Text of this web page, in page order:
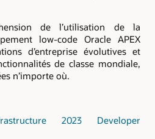
de l’utilisation de la
low-code Oracle APEX
d’entreprise évolutives et
de classe mondiale,
n’importe où.
2023 Developer